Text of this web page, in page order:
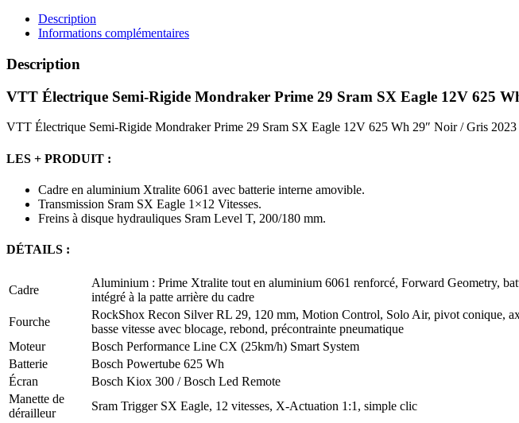
Description
Informations complémentaires
Description
VTT Électrique Semi-Rigide Mondraker Prime 29 Sram SX Eagle 12V 625
VTT Électrique Semi-Rigide Mondraker Prime 29 Sram SX Eagle 12V 625 Wh 29″ Noir / Gris 2023
LES + PRODUIT :
Cadre en aluminium Xtralite 6061 avec batterie interne amovible.
Transmission Sram SX Eagle 1×12 Vitesses.
Freins à disque hydrauliques Sram Level T, 200/180 mm.
DÉTAILS :
Cadre
Aluminium : Prime Xtralite tout en aluminium 6061 renforcé, Forward Geometry,
intégré à la patte arrière du cadre
Fourche
RockShox Recon Silver RL 29, 120 mm, Motion Control, Solo Air, pivot conique,
basse vitesse avec blocage, rebond, précontrainte pneumatique
Moteur
Bosch Performance Line CX (25km/h) Smart System
Batterie
Bosch Powertube 625 Wh
Écran
Bosch Kiox 300 / Bosch Led Remote
Manette de
dérailleur
Sram Trigger SX Eagle, 12 vitesses, X-Actuation 1:1, simple clic